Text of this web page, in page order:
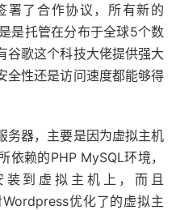
署了合作协议，所有新的
是托管在分布于全球5个数
谷歌这个科技大佬提供强大
全性还是访问速度都能够得
务器，主要是因为虚拟主机
赖的PHP MySQL环境，
装到虚拟主机上，而且
优化了的虚拟主